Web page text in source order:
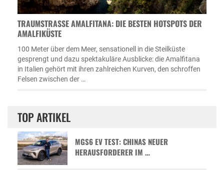
TRAUMSTRASSE AMALFITANA: DIE BESTEN HOTSPOTS DER A
MALFIKÜSTE
100 Meter über dem Meer, sensationell in die Steilküste
gesprengt und dazu spektakuläre Ausblicke: die Amalfitana
in Italien gehört mit ihren zahlreichen Kurven, den schroffen
Felsen zwischen der …
TOP ARTIKEL
MGS6 EV TEST: CHINAS NEUER
HERAUSFORDERER IM …